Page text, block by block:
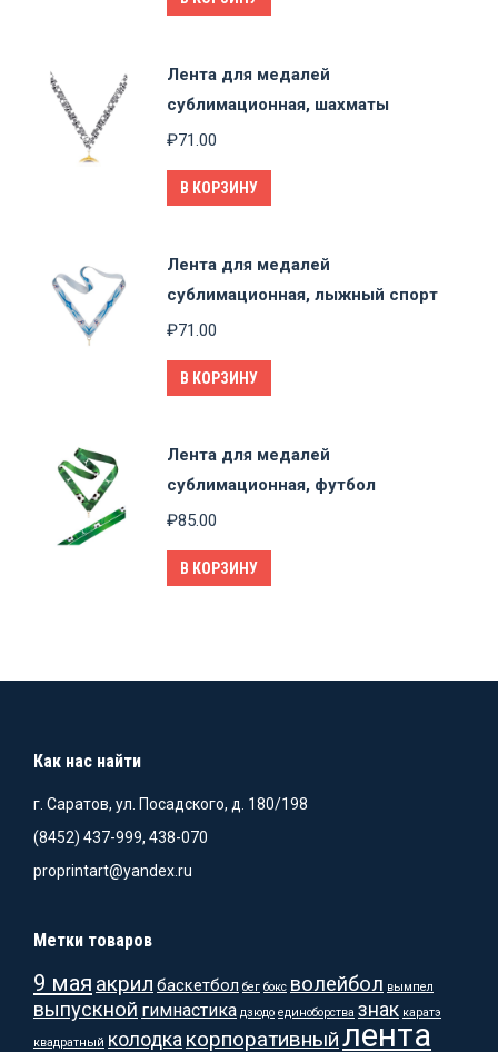
Лента для медалей
сублимационная, шахматы
₽71.00
В КОРЗИНУ
Лента для медалей
сублимационная, лыжный спорт
₽71.00
В КОРЗИНУ
Лента для медалей
сублимационная, футбол
₽85.00
В КОРЗИНУ
Как нас найти
г. Саратов, ул. Посадского, д. 180/198
(8452) 437-999, 438-070
proprintart@yandex.ru
Метки товаров
9 мая акрил баскетбол бег бокс волейбол вымпел
выпускной гимнастика дзюдо единоборства знак каратэ
квадратный колодка корпоративныйлента